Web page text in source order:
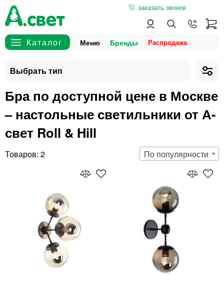
заказать звонок
Меню Бренды
Бра по доступной цене в Москве
– настольные светильники от А-
свет Roll & Hill
2 По популярности